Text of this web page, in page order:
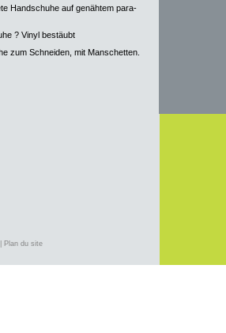
Handschuhe auf genähtem para-
? Vinyl bestäubt
zum Schneiden, mit Manschetten.
| Plan du site